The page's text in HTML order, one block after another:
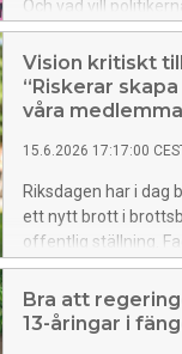
Och vad vill
Fackförbundet
Almedalen för att
välfärdsfrågorna
Vision kritiskt
“Riskerar
våra
15.6.2026 17:17:00
Riksdagen har i dag
ett nytt brott i
offentlig ställning.
är starkt kritiskt till
en risk att den leder
osäkerhet bland
Bra att
13-åringar i